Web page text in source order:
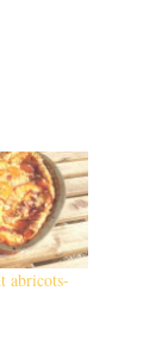
abricots-